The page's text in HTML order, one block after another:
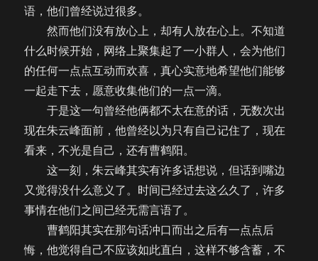
语，他们曾经说过很多。
然而他们没有放心上，却有人放在心上。不知道
什么时候开始，网络上聚集起了一小群人，会为他们
的任何一点点互动而欢喜，真心实意地希望他们能够
一起走下去，愿意收集他们的一点一滴。
于是这一句曾经他俩都不太在意的话，无数次出
现在朱云峰面前，他曾经以为只有自己记住了，现在
看来，不光是自己，还有曹鹤阳。
这一刻，朱云峰其实有许多话想说，但话到嘴边
又觉得没什么意义了。时间已经过去这么久了，许多
事情在他们之间已经无需言语了。
曹鹤阳其实在那句话冲口而出之后有一点点后
悔，他觉得自己不应该如此直白，这样不够含蓄，不